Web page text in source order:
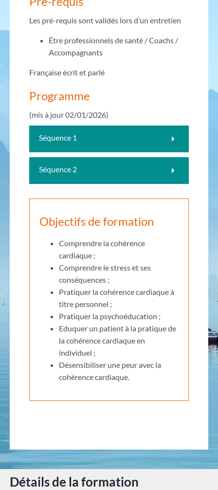
Les pré-requis sont validés lors d’un entretien
Être professionnels de santé / Coachs /
Accompagnants
Française écrit et parlé
Programme
(mis à jour 02/01/2026)
Séquence 1
Séquence 2
Objectifs de formation
Comprendre la cohérence
cardiaque ;
Comprendre le stress et ses
conséquences ;
Pratiquer la cohérence cardiaque à
titre personnel ;
Pratiquer la psychoéducation ;
Eduquer un patient à la pratique de
la cohérence cardiaque en
individuel ;
Désensibiliser une peur avec la
cohérence cardiaque.
Détails de la formation